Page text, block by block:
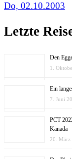
Do, 02.10.2003
Letzte
Den
1.
Ein
7. Juni
PCT
Kanada
20. März